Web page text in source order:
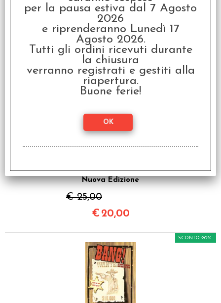
€ 15,60
I clienti che hanno acquistato questo
prodotto, hanno scelto anche questi
articoli
C'Era Una Volta -
Nuova Edizione
€ 25,00
€ 20,00
SCONTO 20%
per la pausa estiva dal 7 Agosto
2026
e riprenderanno Lunedì 17
Agosto 2026.
Tutti gli ordini ricevuti durante
la chiusura
verranno registrati e gestiti alla
riapertura.
Buone ferie!